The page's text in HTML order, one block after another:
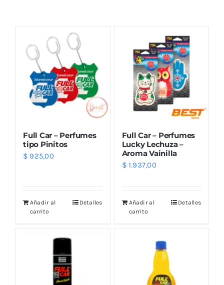
Combos
Mayorista
Full Car – Perfumes
tipo Pinitos
$ 925,00
Añadir al
carrito
Detalles
Full Car – Perfumes
Lucky Lechuza –
Aroma Vainilla
$1.937,00
Añadir al
carrito
Detalles